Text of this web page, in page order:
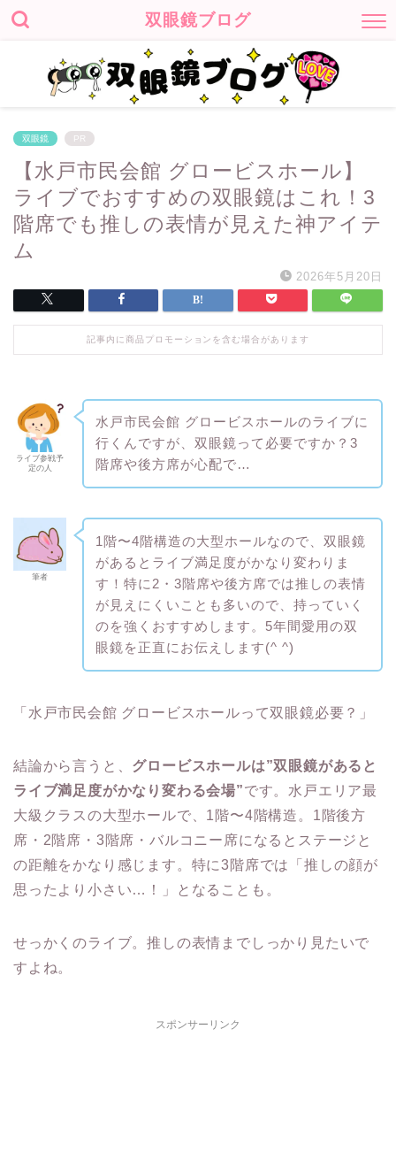
双眼鏡ブログ
双眼鏡 PR
【水戸市民会館 グロービスホール】
ライブでおすすめの双眼鏡はこれ！3
階席でも推しの表情が見えた神アイテ
ム
2026年5月20日
記事内に商品プロモーションを含む場合があります
ライブ参戦予
定の人
水戸市民会館 グロービスホールのライブに
行くんですが、双眼鏡って必要ですか？3
階席や後方席が心配で…
筆者
1階〜4階構造の大型ホールなので、双眼鏡
があるとライブ満足度がかなり変わりま
す！特に2・3階席や後方席では推しの表情
が見えにくいことも多いので、持っていく
のを強くおすすめします。5年間愛用の双
眼鏡を正直にお伝えします(^ ^)
「水戸市民会館 グロービスホールって双眼鏡必要？」
結論から言うと、 グロービスホールは”双眼鏡があると
ライブ満足度がかなり変わる会場”です。水戸エリア最
大級クラスの大型ホールで、1階〜4階構造。1階後方
席・2階席・3階席・バルコニー席になるとステージと
の距離をかなり感じます。特に3階席では「推しの顔が
思ったより小さい…！」となることも。
せっかくのライブ。推しの表情までしっかり見たいで
すよね。
スポンサーリンク